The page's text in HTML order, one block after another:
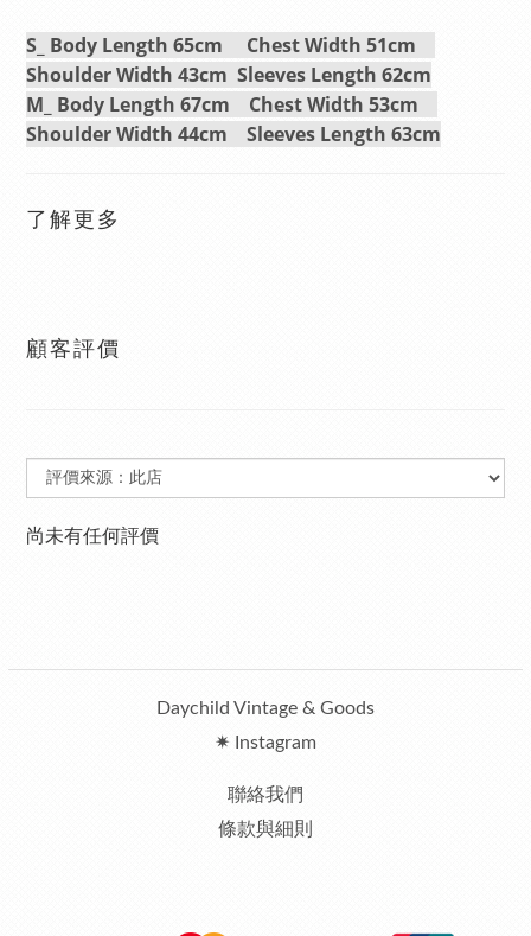
S_ Body Length 65cm Chest Width 51cm
Shoulder Width 43cm Sleeves Length 62cm
M_ Body Length 67cm Chest Width 53cm
Shoulder Width 44cm Sleeves Length 63cm
了解更多
顧客評價
尚未有任何評價
Daychild Vintage & Goods
✷ Instagram
聯絡我們
條款與細則